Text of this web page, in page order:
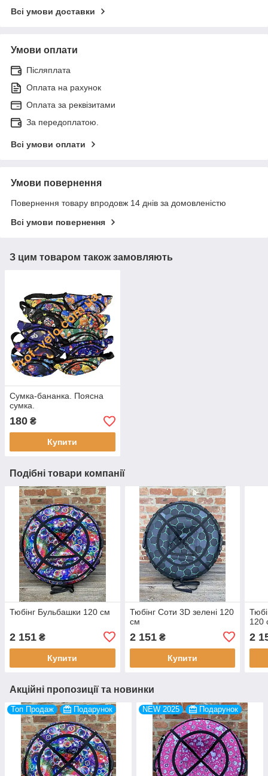
Всі умови доставки
Умови оплати
Післяплата
Оплата на рахунок
Оплата за реквізитами
За передоплатою.
Всі умови оплати
Умови повернення
Повернення товару впродовж 14 днів за домовленістю
Всі умови повернення
З цим товаром також замовляють
Сумка-бананка. Поясна
сумка.
180 ₴
Купити
Подібні товари компанії
Тюбінг Бульбашки 120 см
2 151 ₴
Купити
Тюбінг Соти 3D зелені 120
см
2 151₴
Купити
120
2
Акційні пропозиції та новинки
Топ Продаж Подарунок NEW 2025 Подарунок